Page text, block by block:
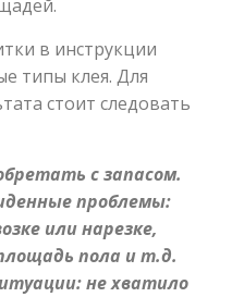
в инструкции
типы клея. Для
стоит следовать
с запасом.
проблемы:
или нарезке,
пола и т.д.
не хватило